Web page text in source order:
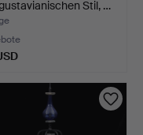
Stil, …